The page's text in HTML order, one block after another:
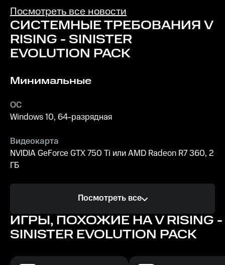
увлекательных
историй в мире
вампиров!
заинтересует,
бывает нелегко
- но только если
это не "V Rising"!
Посмотреть все новости
СИСТЕМНЫЕ ТРЕБОВАНИЯ V
RISING - SINISTER
EVOLUTION PACK
Минимальные
ОС
Windows 10, 64-разрядная
Видеокарта
NVIDIA GeForce GTX 750 Ti или AMD Radeon R7 360, 2
ГБ
Intel Core i5-6600, 3.3 ГгЦ или AMD Ryzen 5 1500X,
3.5 ГгЦ
Память
Посмотреть все
ИГРЫ, ПОХОЖИЕ НА V RISING -
SINISTER EVOLUTION PACK